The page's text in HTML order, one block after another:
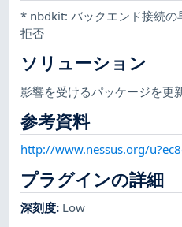
* nbdkit: バックエンド接続の
拒否
ソリューション
影響を受けるパッケージを更
参考資料
http://www.nessus.org/
プラグインの詳細
深刻度: Low